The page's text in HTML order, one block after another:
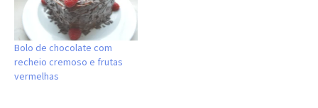
Bolo de chocolate com
recheio cremoso e frutas
vermelhas